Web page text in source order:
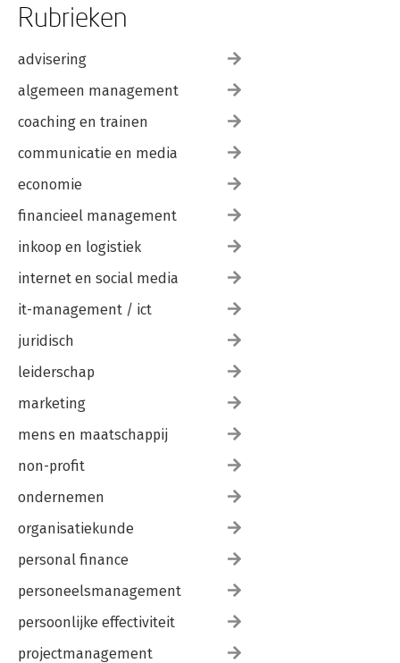
Rubrieken
advisering
algemeen management
coaching en trainen
communicatie en media
economie
financieel management
inkoop en logistiek
internet en social media
it-management / ict
juridisch
leiderschap
marketing
mens en maatschappij
non-profit
ondernemen
organisatiekunde
personal finance
personeelsmanagement
persoonlijke effectiviteit
projectmanagement